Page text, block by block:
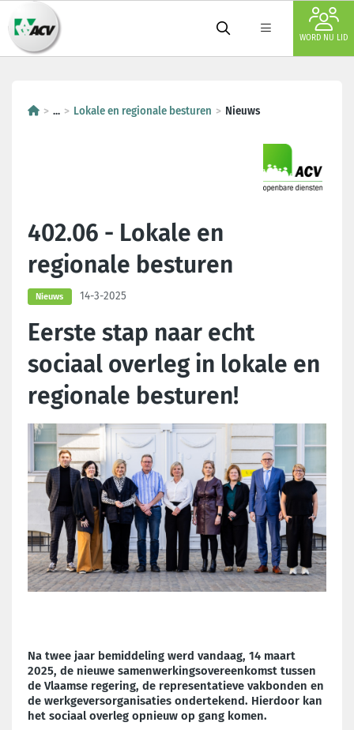
WORD NU LID
... Lokale en regionale besturen Nieuws
402.06 - Lokale en
regionale besturen
Nieuws 14-3-2025
Eerste stap naar echt
sociaal overleg in lokale en
regionale besturen!
Na twee jaar bemiddeling werd vandaag, 14 maart
2025, de nieuwe samenwerkingsovereenkomst tussen
de Vlaamse regering, de representatieve vakbonden en
de werkgeversorganisaties ondertekend. Hierdoor kan
het sociaal overleg opnieuw op gang komen.